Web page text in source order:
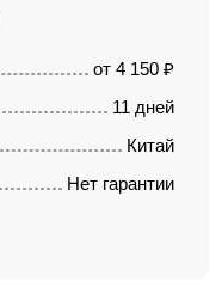
от 4 150 ₽
11 дней
Китай
Нет гарантии